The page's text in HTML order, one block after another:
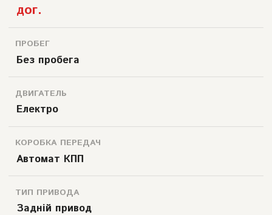
дог.
ПРОБЕГ
Без пробега
ДВИГАТЕЛЬ
Електро
КОРОБКА ПЕРЕДАЧ
Автомат КПП
ТИП ПРИВОДА
Задній привод